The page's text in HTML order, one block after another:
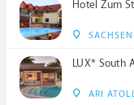
Hotel Zum
LUX* South
ARI